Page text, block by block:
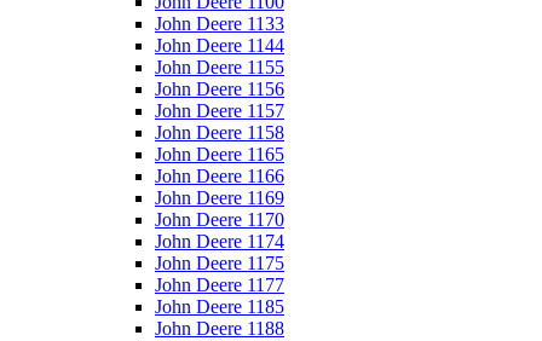
John Deere 1133
John Deere 1144
John Deere 1155
John Deere 1156
John Deere 1157
John Deere 1158
John Deere 1165
John Deere 1166
John Deere 1169
John Deere 1170
John Deere 1174
John Deere 1175
John Deere 1177
John Deere 1185
John Deere 1188